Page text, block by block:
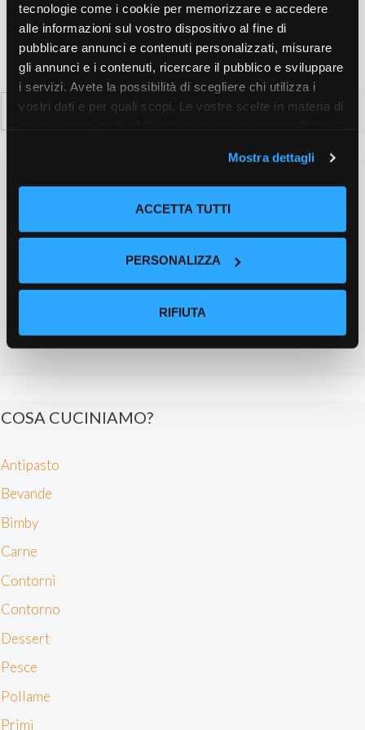
tecnologie come i cookie per memorizzare e accedere
alle informazioni sul vostro dispositivo al fine di
pubblicare annunci e contenuti personalizzati, misurare
gli annunci e i contenuti, ricercare il pubblico e sviluppare
i servizi. Avete la possibilità di scegliere chi utilizza i
vostri dati e per quali scopi. Le vostre scelte in materia di
modificare o revocare il proprio consenso in qualsiasi
momento dalla Dichiarazione sui cookie o facendo clic
sull'icona di attivazione della privacy.
Con il tuo consenso, vorremmo anche:
raccogliere informazioni sulla tua posizione
geografica, con un'approssimazione di qualche
modificare o ritirare il tuo consenso in qualsiasi momento
esempio il tuo indirizzo IP, utilizzando tecnologie quali i
cookie e/o altri strumenti di tracciamento, per
contenuti personalizzati, valutare pubblicità e contenuti,
Approfondisci come vengono elaborati i tuoi dati personali
momento dalla Dichiarazione sui cookie. Utilizziamo i
cookie tecnici e, previo consenso, anche cookie di
Mostra dettagli
ACCETTA TUTTI
PERSONALIZZA
RIFIUTA
Ricerca
COSA CUCINIAMO?
Antipasto
Bevande
Bimby
Carne
Contorni
Contorno
Dessert
Pesce
Pollame
Primi